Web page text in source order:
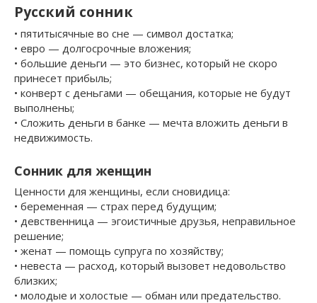
Русский сонник
• пятитысячные во сне — символ достатка;
• евро — долгосрочные вложения;
• большие деньги — это бизнес, который не скоро
принесет прибыль;
• конверт с деньгами — обещания, которые не будут
выполнены;
• Сложить деньги в банке — мечта вложить деньги в
недвижимость.
Сонник для женщин
Ценности для женщины, если сновидица:
• беременная — страх перед будущим;
• девственница — эгоистичные друзья, неправильное
решение;
• женат — помощь супруга по хозяйству;
• невеста — расход, который вызовет недовольство
близких;
• молодые и холостые — обман или предательство.